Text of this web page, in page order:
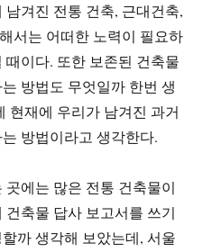
겨진 전통 건축, 근대건축,
서는 어떠한 노력이 필요하
이다. 또한 보존된 건축물
방법도 무엇일까 한번 생
현재에 우리가 남겨진 과거
방법이라고 생각한다.
에는 많은 전통 건축물이
축물 답사 보고서를 쓰기
까 생각해 보았는데, 서울